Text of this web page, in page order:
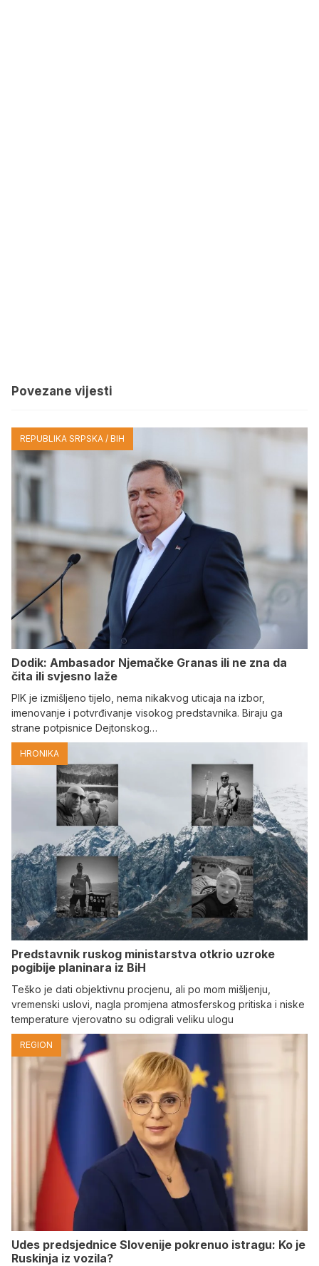
Povezane vijesti
REPUBLIKA SRPSKA / BIH
Dodik: Ambasador Njemačke Granas ili ne zna da
čita ili svjesno laže
PIK je izmišljeno tijelo, nema nikakvog uticaja na izbor,
imenovanje i potvrđivanje visokog predstavnika. Biraju ga
strane potpisnice Dejtonskog…
HRONIKA
Predstavnik ruskog ministarstva otkrio uzroke
pogibije planinara iz BiH
Teško je dati objektivnu procjenu, ali po mom mišljenju,
vremenski uslovi, nagla promjena atmosferskog pritiska i niske
temperature vjerovatno su odigrali veliku ulogu
REGION
Udes predsjednice Slovenije pokrenuo istragu: Ko je
Ruskinja iz vozila?